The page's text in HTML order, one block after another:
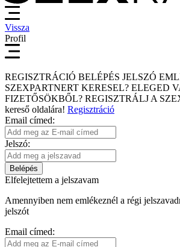
Vissza
Profil
REGISZTRÁCIÓ BELÉPÉS JELSZÓ
SZEXPARTNERT KERESEL? ELEGED
FIZETŐSÖKBŐL? REGISZTRÁLJ A
kereső oldalára! Regisztráció
Email címed:
Jelszó:
Belépés
Elfelejtettem a jelszavam
Amennyiben nem emlékeznél a régi
jelszót
Email címed: